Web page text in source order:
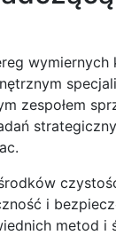
zespołem
i
metod i